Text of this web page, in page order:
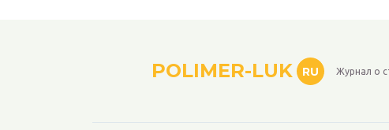
POLIMER-LUK RU Журнал о